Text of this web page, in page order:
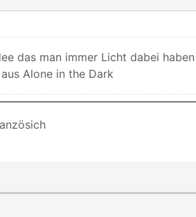
das man immer Licht dabei
Alone in the Dark